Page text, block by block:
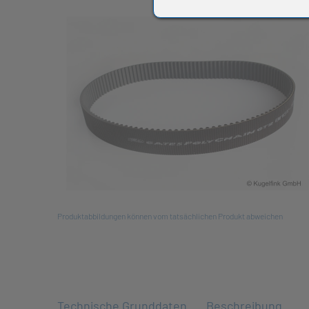
Produktabbildungen können vom tatsächlichen Produkt abweichen
Technische Grunddaten Beschreibung